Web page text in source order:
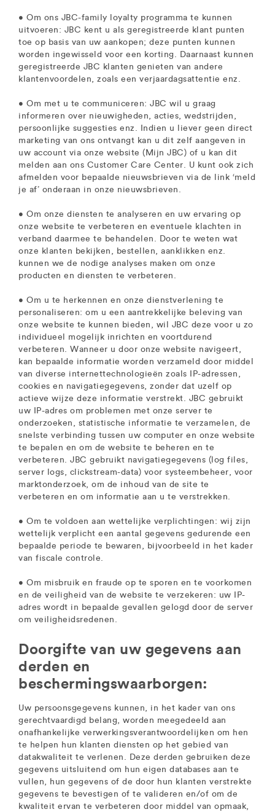
• Om ons JBC-family loyalty programma te kunnen
uitvoeren: JBC kent u als geregistreerde klant punten
toe op basis van uw aankopen; deze punten kunnen
worden ingewisseld voor een korting. Daarnaast kunnen
geregistreerde JBC klanten genieten van andere
klantenvoordelen, zoals een verjaardagsattentie enz.
• Om met u te communiceren: JBC wil u graag
informeren over nieuwigheden, acties, wedstrijden,
persoonlijke suggesties enz. Indien u liever geen direct
marketing van ons ontvangt kan u dit zelf aangeven in
uw account via onze website (Mijn JBC) of u kan dit
melden aan ons Customer Care Center. U kunt ook zich
afmelden voor bepaalde nieuwsbrieven via de link ‘meld
je af’ onderaan in onze nieuwsbrieven.
• Om onze diensten te analyseren en uw ervaring op
onze website te verbeteren en eventuele klachten in
verband daarmee te behandelen. Door te weten wat
onze klanten bekijken, bestellen, aanklikken enz.
kunnen we de nodige analyses maken om onze
producten en diensten te verbeteren.
• Om u te herkennen en onze dienstverlening te
personaliseren: om u een aantrekkelijke beleving van
onze website te kunnen bieden, wil JBC deze voor u zo
individueel mogelijk inrichten en voortdurend
verbeteren. Wanneer u door onze website navigeert,
kan bepaalde informatie worden verzameld door middel
van diverse internettechnologieën zoals IP-adressen,
cookies en navigatiegegevens, zonder dat uzelf op
actieve wijze deze informatie verstrekt. JBC gebruikt
uw IP-adres om problemen met onze server te
onderzoeken, statistische informatie te verzamelen, de
snelste verbinding tussen uw computer en onze website
te bepalen en om de website te beheren en te
verbeteren. JBC gebruikt navigatiegegevens (log files,
server logs, clickstream-data) voor systeembeheer, voor
marktonderzoek, om de inhoud van de site te
verbeteren en om informatie aan u te verstrekken.
• Om te voldoen aan wettelijke verplichtingen: wij zijn
wettelijk verplicht een aantal gegevens gedurende een
bepaalde periode te bewaren, bijvoorbeeld in het kader
van fiscale controle.
• Om misbruik en fraude op te sporen en te voorkomen
en de veiligheid van de website te verzekeren: uw IP-
adres wordt in bepaalde gevallen gelogd door de server
om veiligheidsredenen.
Doorgifte van uw gegevens aan
derden en
beschermingswaarborgen:
Uw persoonsgegevens kunnen, in het kader van ons
gerechtvaardigd belang, worden meegedeeld aan
onafhankelijke verwerkingsverantwoordelijken om hen
te helpen hun klanten diensten op het gebied van
datakwaliteit te verlenen. Deze derden gebruiken deze
gegevens uitsluitend om hun eigen databases aan te
vullen, hun gegevens of de door hun klanten verstrekte
gegevens te bevestigen of te valideren en/of om de
kwaliteit ervan te verbeteren door middel van opmaak,